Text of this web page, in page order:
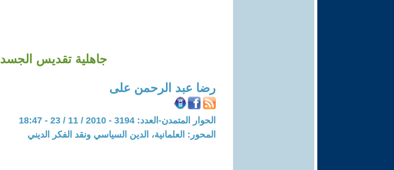
جاهلية تقديس الجسد
رضا عبد الرحمن على
الحوار المتمدن-العدد: 3194 - 2010 / 11 / 23 - 18:47
المحور: العلمانية، الدين السياسي ونقد الفكر الديني